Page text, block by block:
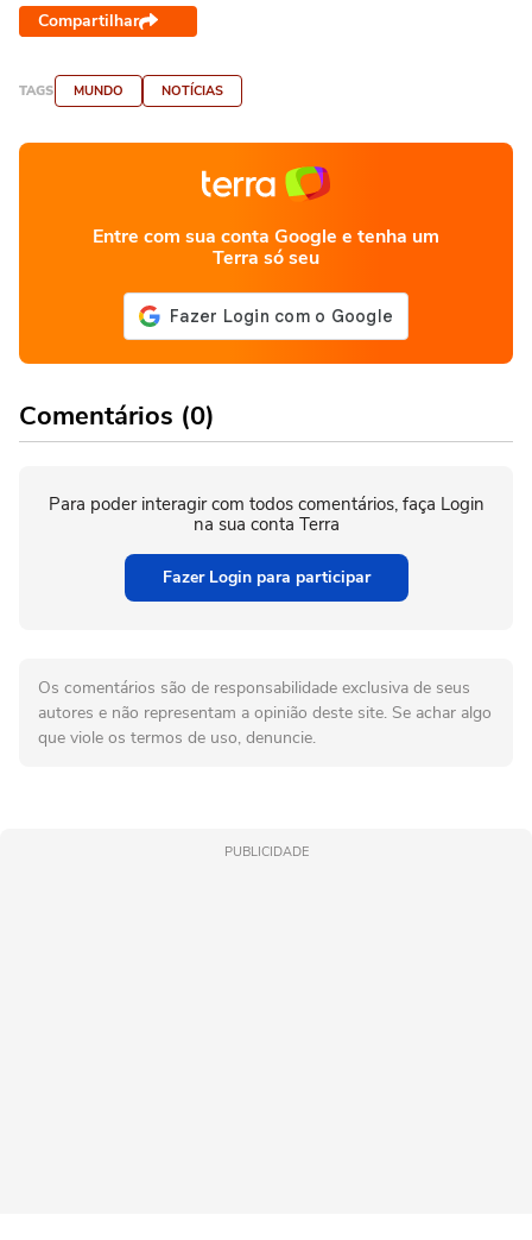
Compartilhar
TAGS MUNDO NOTÍCIAS
Entre com sua conta Google e tenha um
Terra só seu
Comentários (0)
Para poder interagir com todos comentários, faça Login
na sua conta Terra
Fazer Login para participar
Os comentários são de responsabilidade exclusiva de seus
autores e não representam a opinião deste site. Se achar algo
que viole os termos de uso, denuncie.
PUBLICIDADE